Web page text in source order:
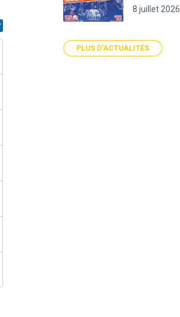
8 juillet 2026
PLUS D'ACTUALITÉS